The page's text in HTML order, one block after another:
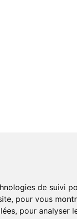
de suivi
pour vous
pour analyser